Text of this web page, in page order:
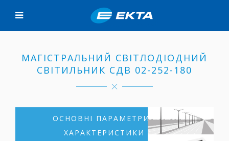
МАГІСТРАЛЬНИЙ СВІТЛОДІОДНИЙ
СВІТИЛЬНИК СДВ 02-252-180
ОСНОВНІ ПАРАМЕТРИ І
ХАРАКТЕРИСТИКИ